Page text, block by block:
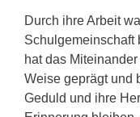
Durch ihre Arbeit
Schulgemeinschaft
hat das
Weise geprägt und
Geduld und ihre